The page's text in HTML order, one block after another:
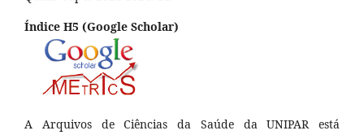
Índice H5 (Google Scholar)
A Arquivos de Ciências da Saúde da UNIPAR está